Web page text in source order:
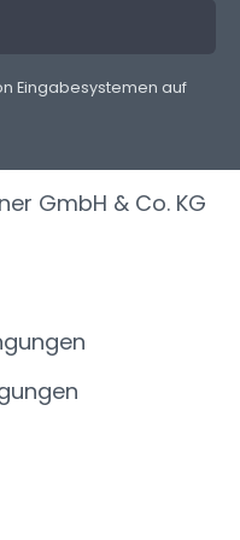
Eingabesystemen auf
GmbH & Co. KG